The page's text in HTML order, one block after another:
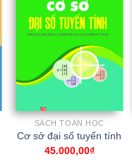
SÁCH TOÁN HỌC
Cơ sở đại số tuyến tính
45.000,00₫